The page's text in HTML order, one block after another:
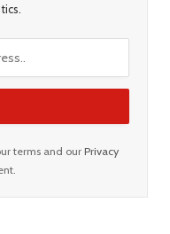
terms and ourPrivacy